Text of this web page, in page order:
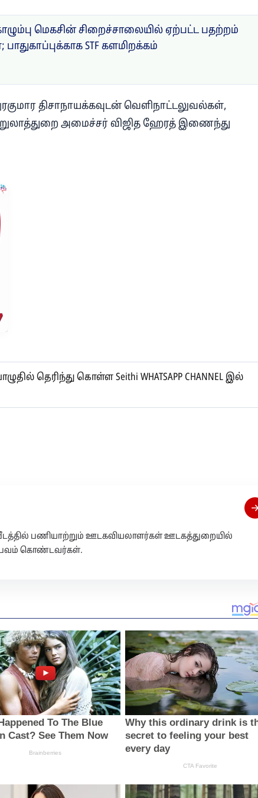
மெகசின் சிறைச்சாலையில் ஏற்பட்ட பதற்றம்
பாதுகாப்புக்காக STF களமிறக்கம்
திசாநாயக்கவுடன் வெளிநாட்டலுவல்கள்,
அமைச்சர் விஜித ஹேரத் இணைந்து
தெரிந்து கொள்ள Seithi WHATSAPP CHANNEL இல்
பணியாற்றும் ஊடகவியலாளர்கள் ஊடகத்துறையில்
கொண்டவர்கள்.